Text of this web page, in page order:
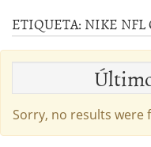
ETIQUETA: NIKE NFL
Sorry, no results were